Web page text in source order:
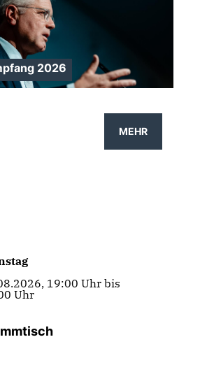
2026
MEHR
19:00 Uhr bis
Uhr